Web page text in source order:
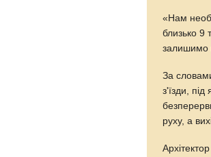
«Нам
близько 9
залишимо
За
з'їзди,
руху, а